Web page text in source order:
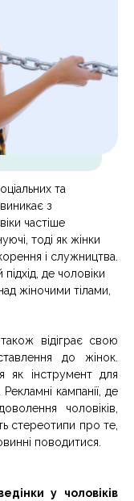
та
з
частіше
тоді як жінки
і служництва.
де чоловіки
жіночими тілами,
відіграє свою
до жінок.
як інструмент для
кампанії, де
чоловіків,
стереотипи про те,
поводитися.
у чоловіків